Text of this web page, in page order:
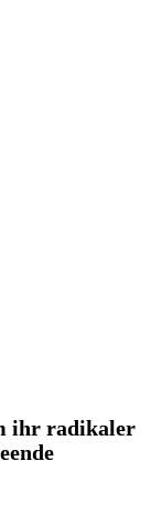
ihr radikaler